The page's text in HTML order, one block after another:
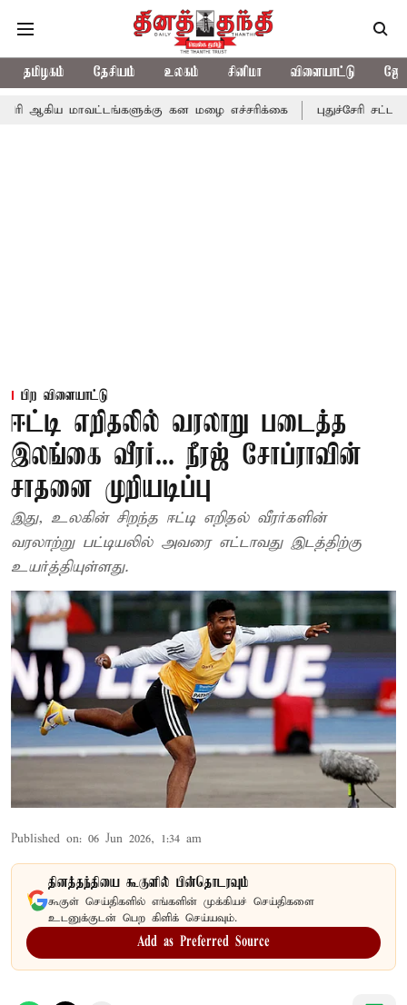
தமிழகம் தேசியம் உலகம் சினிமா விளையாட்டு
கன மழை எச்சரிக்கை புதுச்சேரி சட்டசபையில்
பிற விளையாட்டு
ஈட்டி எறிதலில் வரலாறு படைத்த
இலங்கை வீரர்... நீரஜ் சோப்ராவின்
சாதனை முறியடிப்பு
இது, உலகின் சிறந்த ஈட்டி எறிதல் வீரர்களின்
வரலாற்று பட்டியலில் அவரை எட்டாவது இடத்திற்கு
உயர்த்தியுள்ளது.
Published on: 06 Jun 2026, 1:34 am
தினத்தந்தியை கூகுளில் பின்தொடரவும்
கூகுள் செய்திகளில் எங்களின் முக்கியச் செய்திகளை
உடனுக்குடன் பெற கிளிக் செய்யவும்.
Add as Preferred Source